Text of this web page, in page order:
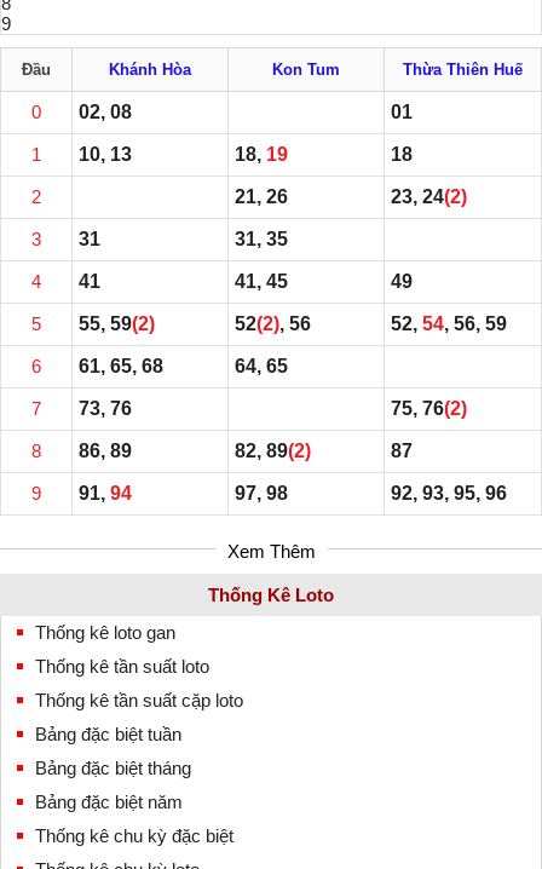
9
Đầu Khánh Hòa Kon Tum Thừa Thiên Huế
0 02, 08 01
1 10, 13 18, 19 18
2 21, 26 23, 24(2)
3 31 31, 35
4 41 41, 45 49
5 55, 59(2) 52(2), 56 52, 54, 56, 59
6 61, 65, 68 64, 65
7 73, 76 75, 76(2)
8 86, 89 82, 89(2) 87
9 91, 94 97, 98 92, 93, 95, 96
Xem Thêm
Thống Kê Loto
Thống kê loto gan
Thống kê tần suất loto
Thống kê tần suất cặp loto
Bảng đặc biệt tuần
Bảng đặc biệt tháng
Bảng đặc biệt năm
Thống kê chu kỳ đặc biệt